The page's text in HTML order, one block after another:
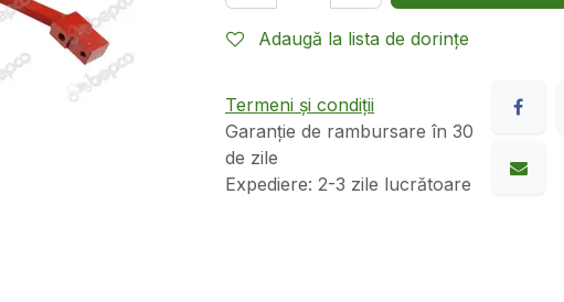
Adaugă la lista de dorințe
Termeni și condiții
Garanție de rambursare în 30
de zile
Expediere: 2-3 zile lucrătoare